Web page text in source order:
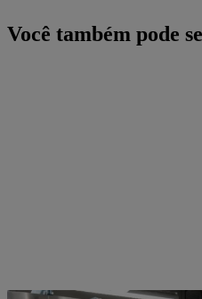
Você também pode